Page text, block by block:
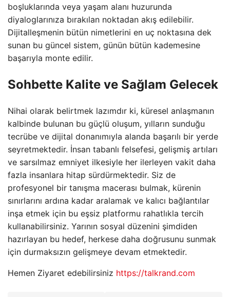
boşluklarında veya yaşam alanı huzurunda
diyaloglarınıza bırakılan noktadan akış edilebilir.
Dijitalleşmenin bütün nimetlerini en uç noktasına dek
sunan bu güncel sistem, günün bütün kademesine
başarıyla monte edilir.
Sohbette Kalite ve Sağlam Gelecek
Nihai olarak belirtmek lazımdır ki, küresel anlaşmanın
kalbinde bulunan bu güçlü oluşum, yılların sunduğu
tecrübe ve dijital donanımıyla alanda başarılı bir yerde
seyretmektedir. İnsan tabanlı felsefesi, gelişmiş artıları
ve sarsılmaz emniyet ilkesiyle her ilerleyen vakit daha
fazla insanlara hitap sürdürmektedir. Siz de
profesyonel bir tanışma macerası bulmak, kürenin
sınırlarını ardına kadar aralamak ve kalıcı bağlantılar
inşa etmek için bu eşsiz platformu rahatlıkla tercih
kullanabilirsiniz. Yarının sosyal düzenini şimdiden
hazırlayan bu hedef, herkese daha doğrusunu sunmak
için durmaksızın gelişmeye devam etmektedir.
Hemen Ziyaret edebilirsiniz https://talkrand.com